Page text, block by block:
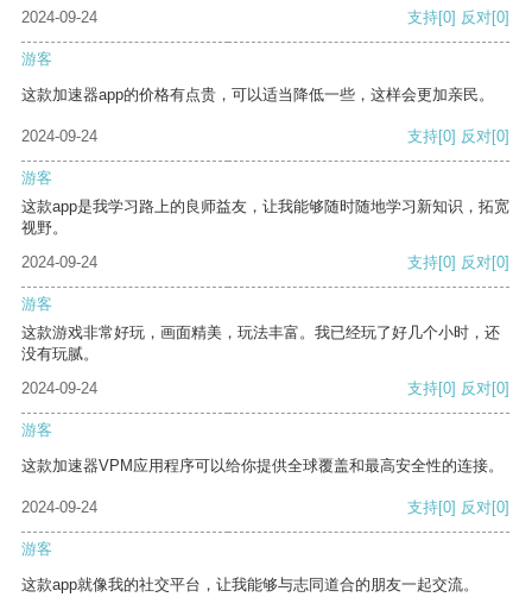
2024-09-24
支持[0] 反对[0]
游客
这款加速器app的价格有点贵，可以适当降低一些，这样会更加亲民。
2024-09-24 支持[0] 反对[0]
游客
这款app是我学习路上的良师益友，让我能够随时随地学习新知识，拓宽
视野。
2024-09-24
支持[0] 反对[0]
游客
这款游戏非常好玩，画面精美，玩法丰富。我已经玩了好几个小时，还
没有玩腻。
2024-09-24
支持[0] 反对[0]
游客
这款加速器VPM应用程序可以给你提供全球覆盖和最高安全性的连接。
2024-09-24 支持[0] 反对[0]
游客
这款app就像我的社交平台，让我能够与志同道合的朋友一起交流。